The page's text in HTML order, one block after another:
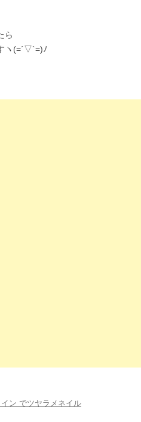
ら
ヽ(=´▽`=)ﾉ
ン でツヤラメネイル